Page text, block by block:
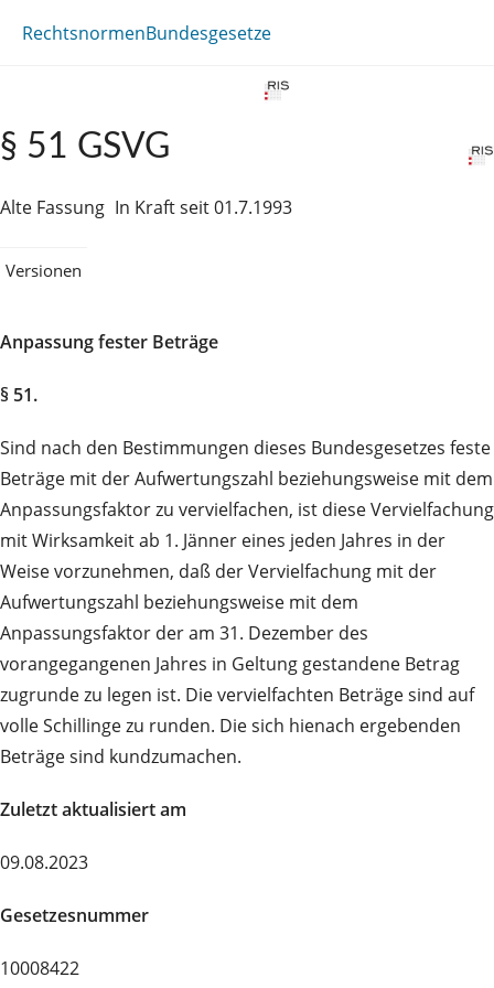
RechtsnormenBundesgesetze
§ 51 GSVG
Alte Fassung In Kraft seit 01.7.1993
Versionen
Anpassung fester Beträge
§ 51.
Sind nach den Bestimmungen dieses Bundesgesetzes feste
Beträge mit der Aufwertungszahl beziehungsweise mit dem
Anpassungsfaktor zu vervielfachen, ist diese Vervielfachung
mit Wirksamkeit ab 1. Jänner eines jeden Jahres in der
Weise vorzunehmen, daß der Vervielfachung mit der
Aufwertungszahl beziehungsweise mit dem
Anpassungsfaktor der am 31. Dezember des
vorangegangenen Jahres in Geltung gestandene Betrag
zugrunde zu legen ist. Die vervielfachten Beträge sind auf
volle Schillinge zu runden. Die sich hienach ergebenden
Beträge sind kundzumachen.
Zuletzt aktualisiert am
09.08.2023
Gesetzesnummer
10008422